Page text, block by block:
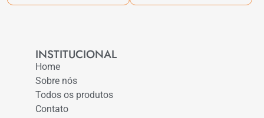
INSTITUCIONAL
Home
Sobre nós
Todos os produtos
Contato